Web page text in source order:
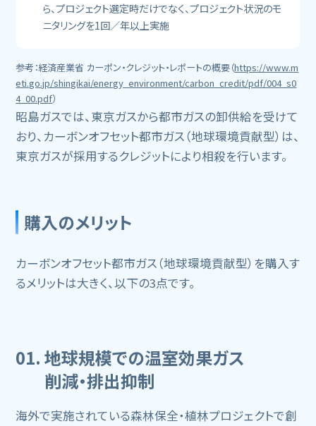
ら、プロジェクト選定時だけでなく、プロジェクト状況のモ
ニタリングを1回／年以上実施
参考：経済産業省 カーポン・クレジット・レポートの概要（https://www.m
eti.go.jp/shingikai/energy_environment/carbon_credit/pdf/004_s0
4_00.pdf）
昭島ガスでは、東京ガスから都市ガスの卸供給を受けて
おり、カーボンオフセット都市ガス（地球環境貢献型）は、
東京ガスが採用するクレジットにより相殺を行います。
購入のメリット
カーボンオフセット都市ガス（地球環境貢献型）を購入す
るメリットは大きく、以下の3点です。
01. 地球規模での温室効果ガス
削減・排出抑制
海外で実施されている森林保全・植林プロジェクトで創